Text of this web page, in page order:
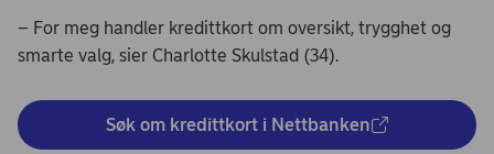
– For meg handler kredittkort om oversikt, trygghet og
smarte valg, sier Charlotte Skulstad (34).
Søk om kredittkort i Nettbanken